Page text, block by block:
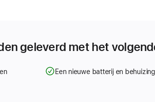
geleverd met het
Een nieuwe batterij en behuizing